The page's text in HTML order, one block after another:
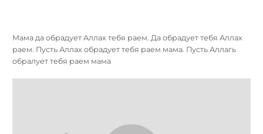
Мама да обрадует Аллах тебя раем. Да обрадует тебя Аллах
раем. Пусть Аллах обрадует тебя раем мама. Пусть Аллагь
обралует тебя раем мама